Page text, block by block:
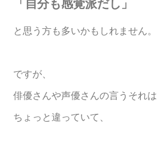
と思う方も多いかもしれません。
ですが、
俳優さんや声優さんの言うそれは
ちょっと違っていて、